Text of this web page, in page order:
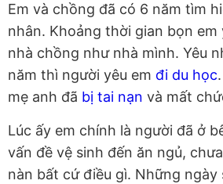
Em và chồng đã có 6 năm tìm
nhân. Khoảng thời gian bọn em
nhà chồng như nhà mình. Yêu
năm thì người yêu em đi du học
mẹ anh đã bị tai nạn và mất
Lúc ấy em chính là người đã ở
vấn đề vệ sinh đến ăn ngủ,
nàn bất cứ điều gì. Những ngày